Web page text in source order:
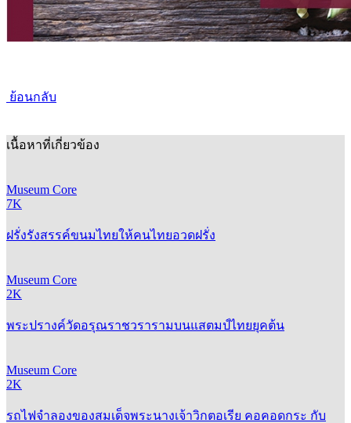
ย้อนกลับ
เนื้อหาที่เกี่ยวข้อง
Museum Core
7K
ฝรั่งรังสรรค์ขนมไทยให้คนไทยอวดฝรั่ง
Museum Core
2K
พระปรางค์วัดอรุณราชวรารามบนแสตมป์ไทยยุคต้น
Museum Core
2K
รถไฟจำลองของสมเด็จพระนางเจ้าวิกตอเรีย คอคอดกระ กับ